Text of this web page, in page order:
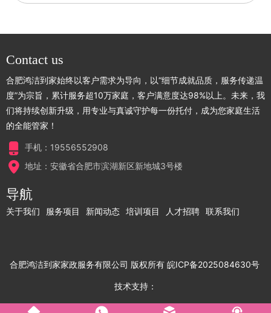
Contact us
合肥鸿洁到家始终以客户需求为导向，以“细节成就品质，服务传递温
度”为宗旨，累计服务超10万家庭，客户满意度达98%以上。未来，我
们将持续创新升级，用专业与真诚守护每一份托付，成为您家庭生活
的全能管家！
手机：19556552908
地址：安徽省合肥市滨湖新区新地城3号楼
导航
关于我们 服务项目 新闻动态 培训项目 人才招聘 联系我们
合肥鸿洁到家家政服务有限公司 版权所有 皖ICP备2025084630号
技术支持：